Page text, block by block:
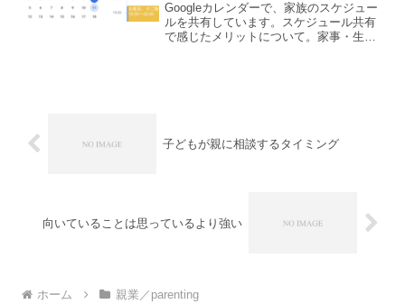
Googleカレンダーで、家族のスケジュー
ルを共有しています。スケジュール共有
で感じたメリットについて。家事・生活
子どもが親に相談するタイミング
向いていることは思っているより強い
ホーム 親業／parenting